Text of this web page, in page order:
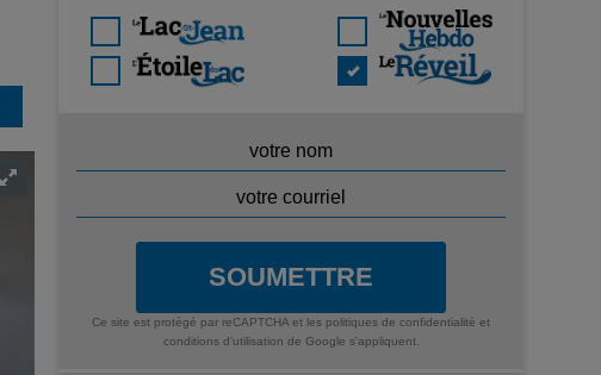
SOUMETTRE
Ce site est protégé par reCAPTCHA et les politiques de confidentialité et
conditions d'utilisation de Google s'appliquent.